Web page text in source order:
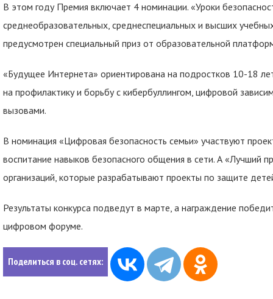
В этом году Премия включает 4 номинации. «Уроки
среднеобразовательных, среднеспециальных и высших
предусмотрен специальный приз от образовательной
«Будущее Интернета» ориентирована на подростков 10-18
на профилактику и борьбу с кибербуллингом, цифровой
вызовами.
В номинация «Цифровая безопасность семьи» участвуют
воспитание навыков безопасного общения в сети. А «Лучший
организаций, которые разрабатывают проекты по защите
Результаты конкурса подведут в марте, а награждение
цифровом форуме.
Поделиться в соц. сетях: